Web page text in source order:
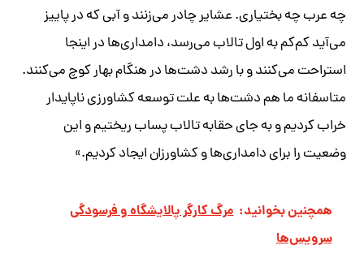
چه عرب چه بختیاری. عشایر چادر می‌زنند و آبی که در پاییز
می‌آید کم‌کم به اول تالاب می‌رسد، دامداری‌ها در اینجا
استراحت می‌کنند و با رشد دشت‌ها در هنگام بهار کوچ می‌کنند.
متاسفانه ما هم دشت‌ها به علت توسعه کشاورزی ناپایدار
خراب کردیم و به جای حقابه تالاب پساب ریختیم و این
وضعیت را برای دامداری‌ها و کشاورزان ایجاد کردیم.»
همچنین بخوانید: مرگ کارگر پالایشگاه و فرسودگی
سرویس‌ها